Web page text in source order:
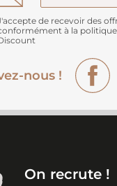
de recevoir des
à la
nous !
On recrute !